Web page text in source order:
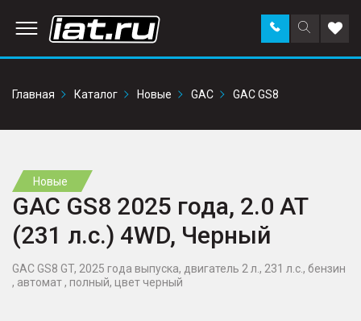
Поиск
по
Заказать
звонок в
Главная
Каталог Новые GAC GAC GS8
Новые
GAC GS8 2025 года, 2.0 AT
(231 л.с.) 4WD, Черный
GAC GS8 GT, 2025 года выпуска, двигатель 2 л., 231 л.с., бензин
, автомат , полный, цвет черный